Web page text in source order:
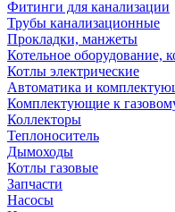
Фитинги для канализации
Трубы канализационные
Прокладки, манжеты
Котельное оборудование,
Котлы электрические
Автоматика и
Комплектующие к
Коллекторы
Теплоноситель
Дымоходы
Котлы газовые
Запчасти
Насосы